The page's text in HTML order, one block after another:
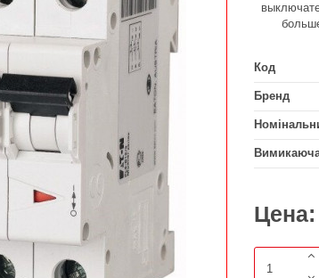
Код
Бренд
Вимикаюча
Цена: